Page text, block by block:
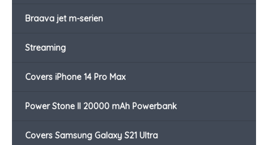
Braava jet m-serien
Streaming
Covers iPhone 14 Pro Max
Power Stone II 20000 mAh Powerbank
Covers Samsung Galaxy S21 Ultra